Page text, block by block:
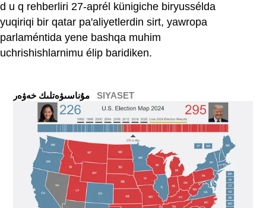
d u q rehberliri 27-aprél künigiche biryussélda
yuqiriqi bir qatar pa'aliyetlerdin sirt, yawropa
parlaméntida yene bashqa muhim
uchrishishlarnimu élip baridiken.
SIYASET